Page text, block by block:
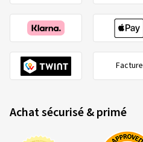
Facture
Achat sécurisé & primé